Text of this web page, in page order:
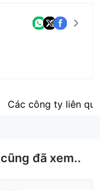
Các công ty liên
cũng đã xem..